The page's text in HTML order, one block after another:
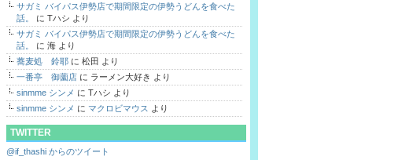
サガミ バイパス伊勢店で期間限定の伊勢うどんを食べた
話。
に Tハシ より
サガミ バイパス伊勢店で期間限定の伊勢うどんを食べた
話。
に 海 より
蕎麦処 鈴耶 に 松田 より
一番亭 御薗店 に ラーメン大好き より
sinmme シンメ に Tハシ より
sinmme シンメ に マクロビマウス より
TWITTER
@if_thashi からのツイート